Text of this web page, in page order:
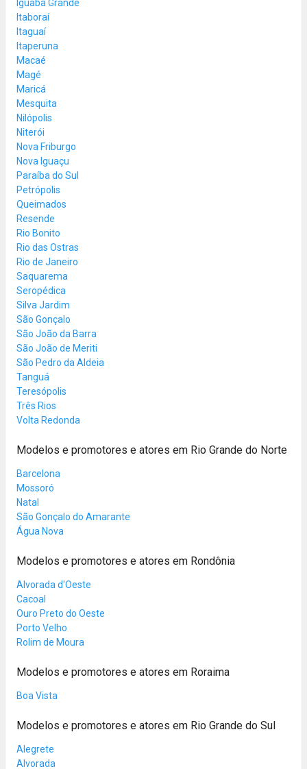
Iguaba Grande
Itaboraí
Itaguaí
Itaperuna
Macaé
Magé
Maricá
Mesquita
Nilópolis
Niterói
Nova Friburgo
Nova Iguaçu
Paraíba do Sul
Petrópolis
Queimados
Resende
Rio Bonito
Rio das Ostras
Rio de Janeiro
Saquarema
Seropédica
Silva Jardim
São Gonçalo
São João da Barra
São João de Meriti
São Pedro da Aldeia
Tanguá
Teresópolis
Três Rios
Volta Redonda
Modelos e promotores e atores em Rio Grande do Norte
Barcelona
Mossoró
Natal
São Gonçalo do Amarante
Água Nova
Modelos e promotores e atores em Rondônia
Alvorada d'Oeste
Cacoal
Ouro Preto do Oeste
Porto Velho
Rolim de Moura
Modelos e promotores e atores em Roraima
Boa Vista
Modelos e promotores e atores em Rio Grande do Sul
Alegrete
Alvorada